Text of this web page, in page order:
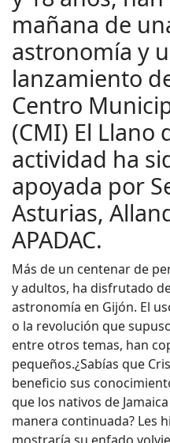
mañana de
astronomía y
lanzamiento
Centro
(CMI) El Llano
actividad ha
apoyada por
Asturias,
APADAC.
Más de un centenar de
y adultos, ha disfrutado
astronomía en Gijón. El
o la revolución que
entre otros temas, han
pequeños.¿Sabías que
beneficio sus
que los nativos de
manera continuada? Les